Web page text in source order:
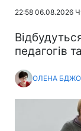
22:58 06.08.2026
педагогів
ОЛЕНА